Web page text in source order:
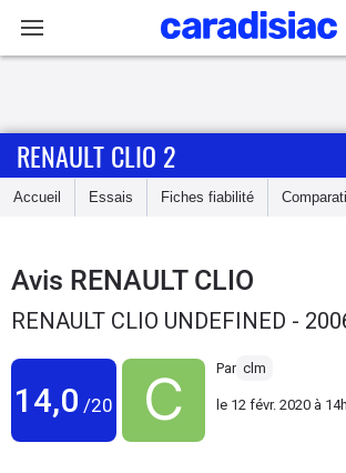
Accueil
Essais
Guide
Electriques
RENAULT CLIO 2
Accueil Essais Fiches fiabilité
Avis RENAULT CLIO
RENAULT CLIO UNDEFINED -
14,0 /20
Par clm
le 12 févr. 2020 à